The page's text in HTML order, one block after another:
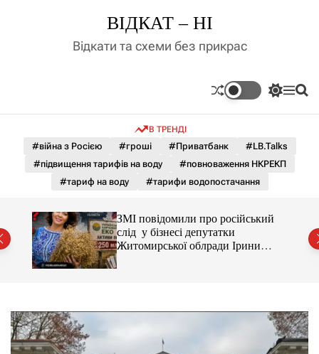
д
у
ВІДКАТ – НІ
Відкати та схеми без прикрас
П
м
к
а
о
о
г
М П
В ТРЕНДІ
#війна з Росією #гроші #Приватбанк
#LB.Talks
#підвищення тарифів на воду
#повноваження НКРЕКП
#тариф на воду
#тарифи водопостачання
ЗМІ повідомили про російський
слід у бізнесі депутатки
Житомирської облради Ірини